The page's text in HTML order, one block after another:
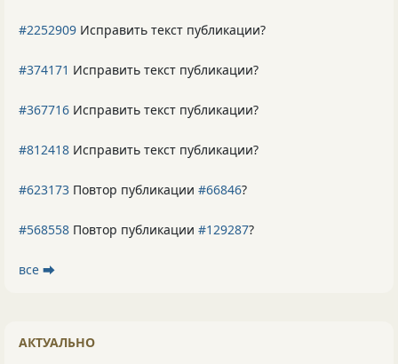
#2252909 Исправить текст публикации?
#374171 Исправить текст публикации?
#367716 Исправить текст публикации?
#812418 Исправить текст публикации?
#623173 Повтор публикации #66846?
#568558 Повтор публикации #129287?
все ⮕
АКТУАЛЬНО